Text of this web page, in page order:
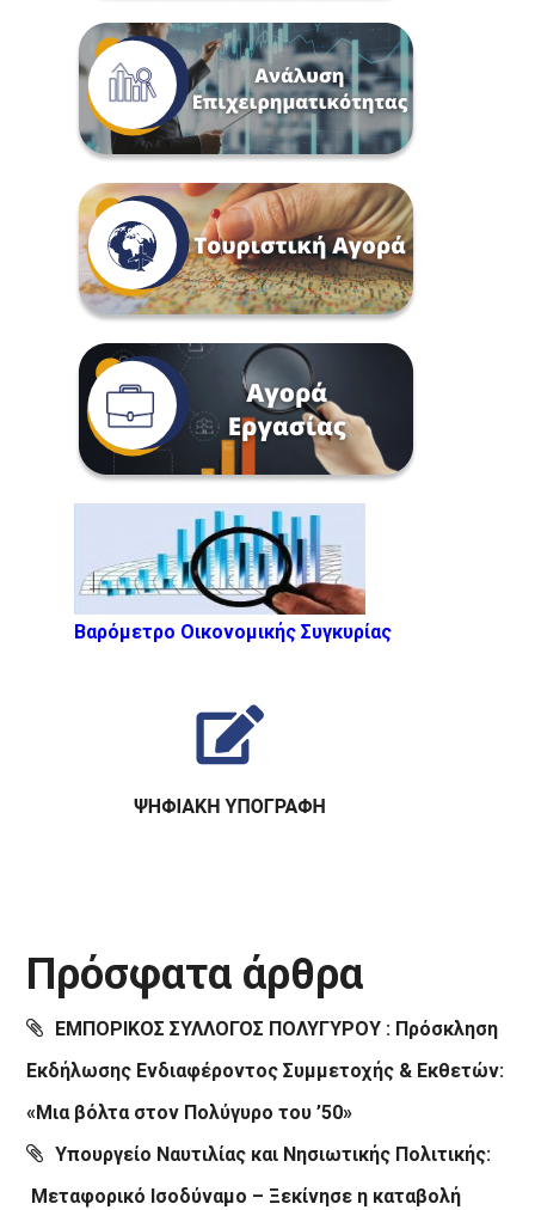
Βαρόμετρο Οικονομικής Συγκυρίας
Πρόσφατα άρθρα
ΕΜΠΟΡΙΚΟΣ ΣΥΛΛΟΓΟΣ ΠΟΛΥΓΥΡΟΥ : Πρόσκληση
Εκδήλωσης Ενδιαφέροντος Συμμετοχής & Εκθετών:
«Μια βόλτα στον Πολύγυρο του ’50»
Υπουργείο Ναυτιλίας και Νησιωτικής Πολιτικής:
Μεταφορικό Ισοδύναμο – Ξεκίνησε η καταβολή